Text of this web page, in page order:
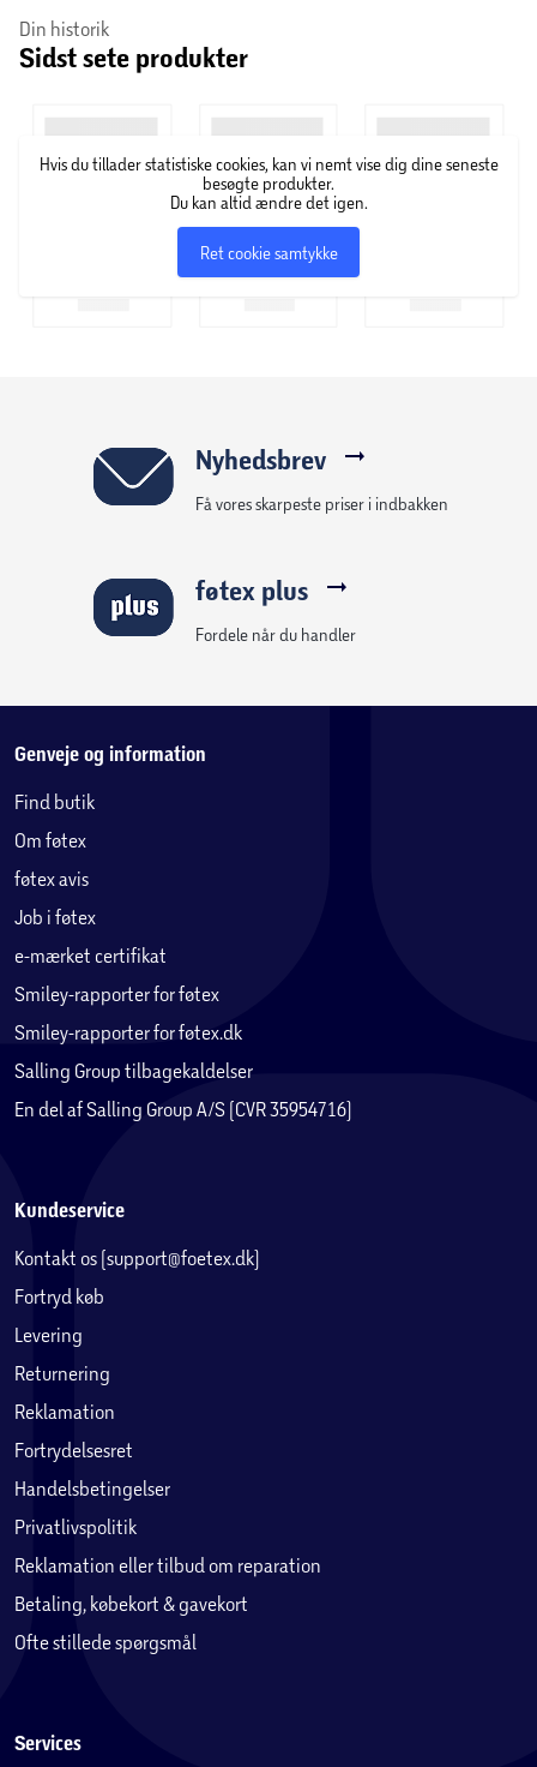
Din historik
Sidst sete produkter
Hvis du tillader statistiske cookies, kan vi nemt vise dig dine seneste
besøgte produkter.
Du kan altid ændre det igen.
Ret cookie samtykke
Nyhedsbrev
Få vores skarpeste priser i indbakken
føtex plus
Fordele når du handler
Genveje og information
Find butik
Om føtex
føtex avis
Job i føtex
e-mærket certifikat
Smiley-rapporter for føtex
Smiley-rapporter for føtex.dk
Salling Group tilbagekaldelser
En del af Salling Group A/S (CVR 35954716)
Kundeservice
Kontakt os (support@foetex.dk)
Fortryd køb
Levering
Returnering
Reklamation
Fortrydelsesret
Handelsbetingelser
Privatlivspolitik
Reklamation eller tilbud om reparation
Betaling, købekort & gavekort
Ofte stillede spørgsmål
Services